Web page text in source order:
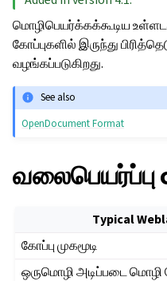
மொழிபெயர்க்கக்கூடிய
கோப்புகளில் இருந்து
வழங்கப்படுகிறது.
See also
OpenDocument Format
வலைபெயர்ப்பு
Typical
கோப்பு முகமூடி
ஒருமொழி அடிப்படை மொழி